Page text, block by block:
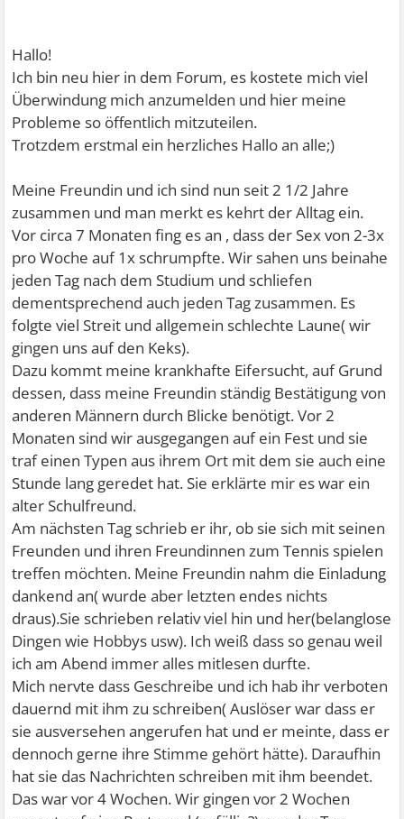
Hallo!
Ich bin neu hier in dem Forum, es kostete mich viel
Überwindung mich anzumelden und hier meine
Probleme so öffentlich mitzuteilen.
Trotzdem erstmal ein herzliches Hallo an alle;)
Meine Freundin und ich sind nun seit 2 1/2 Jahre
zusammen und man merkt es kehrt der Alltag ein.
Vor circa 7 Monaten fing es an , dass der Sex von 2-3x
pro Woche auf 1x schrumpfte. Wir sahen uns beinahe
jeden Tag nach dem Studium und schliefen
dementsprechend auch jeden Tag zusammen. Es
folgte viel Streit und allgemein schlechte Laune( wir
gingen uns auf den Keks).
Dazu kommt meine krankhafte Eifersucht, auf Grund
dessen, dass meine Freundin ständig Bestätigung von
anderen Männern durch Blicke benötigt. Vor 2
Monaten sind wir ausgegangen auf ein Fest und sie
traf einen Typen aus ihrem Ort mit dem sie auch eine
Stunde lang geredet hat. Sie erklärte mir es war ein
alter Schulfreund.
Am nächsten Tag schrieb er ihr, ob sie sich mit seinen
Freunden und ihren Freundinnen zum Tennis spielen
treffen möchten. Meine Freundin nahm die Einladung
dankend an( wurde aber letzten endes nichts
draus).Sie schrieben relativ viel hin und her(belanglose
Dingen wie Hobbys usw). Ich weiß dass so genau weil
ich am Abend immer alles mitlesen durfte.
Mich nervte dass Geschreibe und ich hab ihr verboten
dauernd mit ihm zu schreiben( Auslöser war dass er
sie ausversehen angerufen hat und er meinte, dass er
dennoch gerne ihre Stimme gehört hätte). Daraufhin
hat sie das Nachrichten schreiben mit ihm beendet.
Das war vor 4 Wochen. Wir gingen vor 2 Wochen